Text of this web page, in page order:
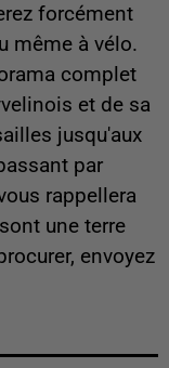
forcément
même à vélo.
complet
et de sa
jusqu'aux
par
rappellera
une terre
envoyez